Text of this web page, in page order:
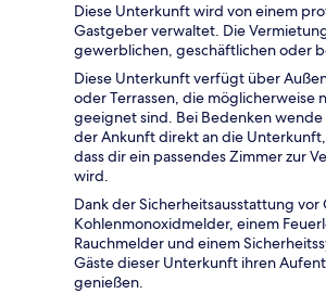
Diese Unterkunft wird von einem
Gastgeber verwaltet. Die
gewerblichen, geschäftlichen oder
Diese Unterkunft verfügt über
oder Terrassen, die möglicherweise
geeignet sind. Bei Bedenken
der Ankunft direkt an die
dass dir ein passendes Zimmer zur
wird.
Dank der Sicherheitsausstattung
Kohlenmonoxidmelder, einem
Rauchmelder und einem
Gäste dieser Unterkunft ihren
genießen.